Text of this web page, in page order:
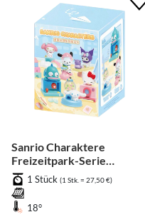
Sanrio Charaktere
Freizeitpark-Serie
Überraschungsfigur 1
Stück (zufällig)
1 Stück (1 Stk. = 27,50 €)
18°